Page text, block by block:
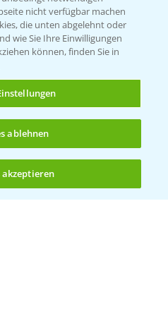
(noch 4)
564 1
20220
nicht verfügbar machen
die unten abgelehnt oder
wie Sie Ihre Einwilligungen
können, finden Sie in
ablehnen
akzeptieren